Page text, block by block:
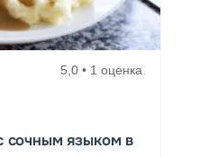
5,0 • 1 оценка
языком в